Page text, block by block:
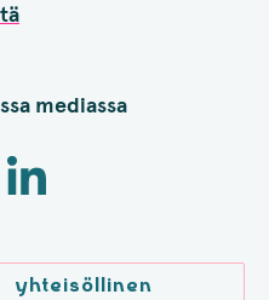
mediassa
yhteisöllinen